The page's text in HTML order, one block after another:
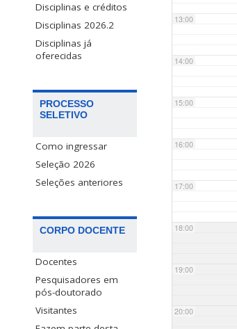
Disciplinas e créditos
Disciplinas 2026.2
Disciplinas já
oferecidas
PROCESSO
SELETIVO
Como ingressar
Seleção 2026
Seleções anteriores
CORPO DOCENTE
Docentes
Pesquisadores em
pós-doutorado
Visitantes
13:00
14:00
15:00
16:00
17:00
18:00
19:00
20:00